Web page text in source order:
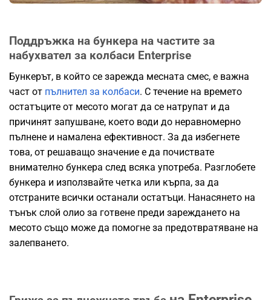
Поддръжка на бункера на частите за
набухвател за колбаси Enterprise
Бункерът, в който се зарежда месната смес, е важна
част от пълнител за колбаси. С течение на времето
остатъците от месото могат да се натрупат и да
причинят запушване, което води до неравномерно
пълнене и намалена ефективност. За да избегнете
това, от решаващо значение е да почиствате
внимателно бункера след всяка употреба. Разглобете
бункера и използвайте четка или кърпа, за да
отстраните всички останали остатъци. Нанасянето на
тънък слой олио за готвене преди зареждането на
месото също може да помогне за предотвратяване на
залепването.